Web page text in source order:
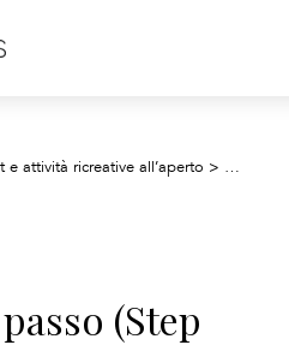
e attività ricreative all’aperto > Attività
(Step